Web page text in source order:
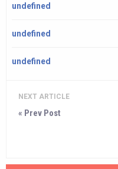
undefined
undefined
undefined
NEXT ARTICLE
« Prev Post